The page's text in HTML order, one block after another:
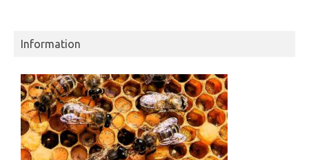
Information